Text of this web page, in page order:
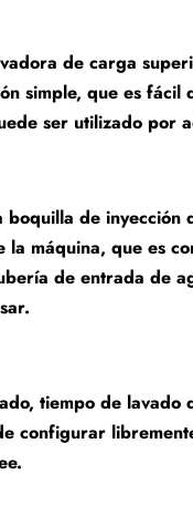
de carga
simple, que es fácil
ser utilizado por
boquilla de inyección
máquina, que es
de entrada de
tiempo de lavado
configurar